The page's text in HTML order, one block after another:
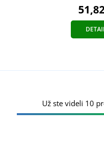
Už ste videli 10